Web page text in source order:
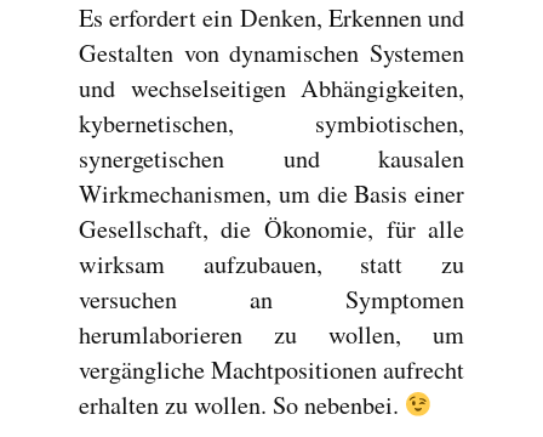
Es erfordert ein Denken, Erkennen und
Gestalten von dynamischen Systemen
und wechselseitigen Abhängigkeiten,
kybernetischen, symbiotischen,
synergetischen und kausalen
Wirkmechanismen, um die Basis einer
Gesellschaft, die Ökonomie, für alle
wirksam aufzubauen, statt zu
versuchen an Symptomen
herumlaborieren zu wollen, um
vergängliche Machtpositionen aufrecht
erhalten zu wollen. So nebenbei.